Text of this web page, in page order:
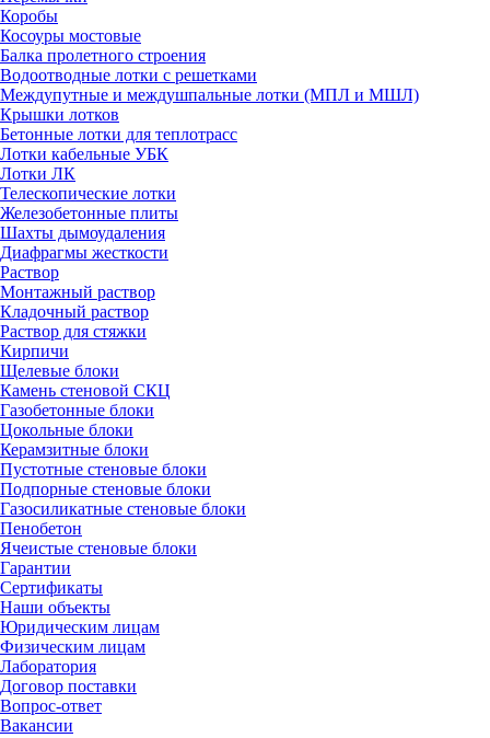
Коробы
Косоуры мостовые
Балка пролетного строения
Водоотводные лотки с решетками
Междупутные и междушпальные лотки (МПЛ и МШЛ)
Крышки лотков
Бетонные лотки для теплотрасс
Лотки кабельные УБК
Лотки ЛК
Телескопические лотки
Железобетонные плиты
Шахты дымоудаления
Диафрагмы жесткости
Раствор
Монтажный раствор
Кладочный раствор
Раствор для стяжки
Кирпичи
Щелевые блоки
Камень стеновой СКЦ
Газобетонные блоки
Цокольные блоки
Керамзитные блоки
Пустотные стеновые блоки
Подпорные стеновые блоки
Газосиликатные стеновые блоки
Пенобетон
Ячеистые стеновые блоки
Гарантии
Сертификаты
Наши объекты
Юридическим лицам
Физическим лицам
Лаборатория
Договор поставки
Вопрос-ответ
Вакансии